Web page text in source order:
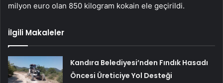
milyon euro olan 850 kilogram kokain ele geçirildi.
İlgili Makaleler
Kandıra Belediyesi’nden Fındık Hasadı
Öncesi Üreticiye Yol Desteği